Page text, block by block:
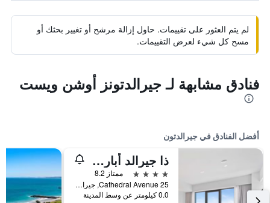
لم يتم العثور على تقييمات. حاول إزالة مرشح أو تغيير بحثك أو
مسح كل شيء لعرض التقييمات.
فنادق مشابهة لـ جيرالدتونز أوشن ويست
أفضل الفنادق في جيرالدتون
ذا جيرالد أبارتمنت هوتل
4 نجوم
ممتاز 8.2
25 Cathedral Avenue, جيرالدتون, WA, أستراليا
0.0 كيلومتر عن وسط المدينة